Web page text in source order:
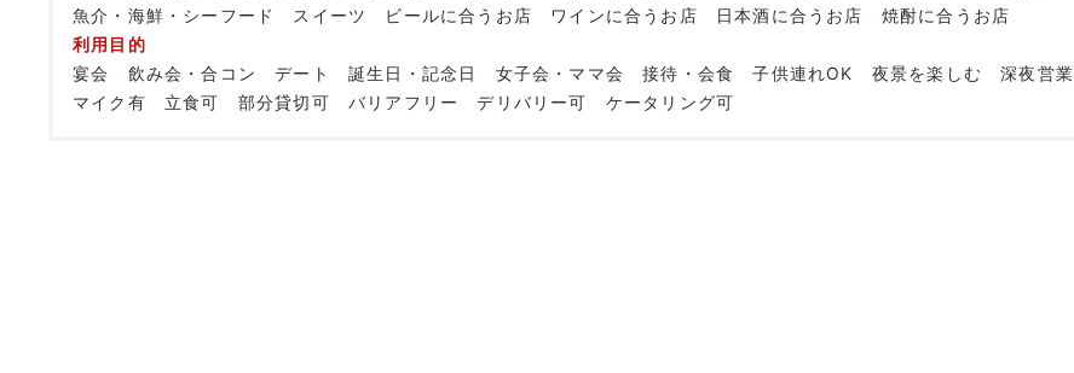
魚介・海鮮・シーフード
スイーツ ビールに合うお店 ワインに合うお店 日本酒に合うお店
焼酎に合うお店
利用目的
宴会
飲み会・合コン デート 誕生日・記念日 女子会・ママ会 接待・会食 子供連れOK 夜景を楽しむ 深夜営業
マイク有
立食可 部分貸切可 バリアフリー デリバリー可 ケータリング可